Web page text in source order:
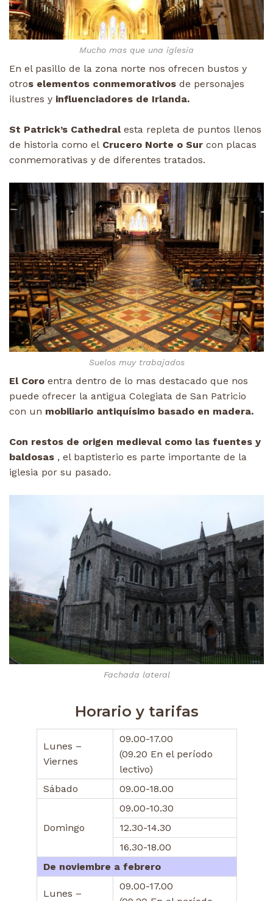
Mucho mas que una iglesia
En el pasillo de la zona norte nos ofrecen bustos y
otros elementos conmemorativos de personajes
ilustres y influenciadores de Irlanda.
St Patrick’s Cathedralesta repleta de puntos llenos
de historia como el Crucero Norte o Sur con placas
conmemorativas y de diferentes tratados.
Suelos muy trabajados
El Coro entra dentro de lo mas destacado que nos
puede ofrecer la antigua Colegiata de San Patricio
con un mobiliario antiquísimo basado en madera.
Con restos de origen medieval como las fuentes y
baldosas , el baptisterio es parte importante de la
iglesia por su pasado.
Fachada lateral
Horario y tarifas
Lunes –
Viernes
09.00-17.00
(09.20 En el período
lectivo)
Sábado
09.00-18.00
Domingo
09.00-10.30
12.30-14.30
16.30-18.00
De noviembre a febrero
Lunes –
09.00-17.00